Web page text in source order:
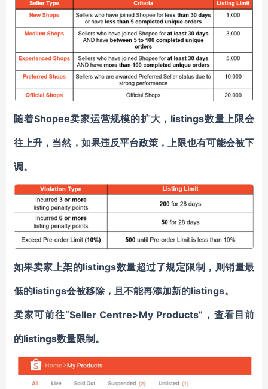
随着Shopee卖家运营规模的扩大，listings数量上限会
往上升，当然，如果违反平台政策，上限也有可能会被下
调。
如果卖家上架的listings数量超过了规定限制，则销量最
低的listings会被移除，且不能再添加新的listings。
卖家可前往“Seller Centre>My Products”，查看目前
的listings数量限制。